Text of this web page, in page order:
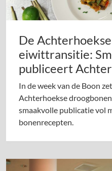
De
eiwittransitie:
publiceert
In de week van de Boon
Achterhoekse
smaakvolle publicatie vol
bonenrecepten.